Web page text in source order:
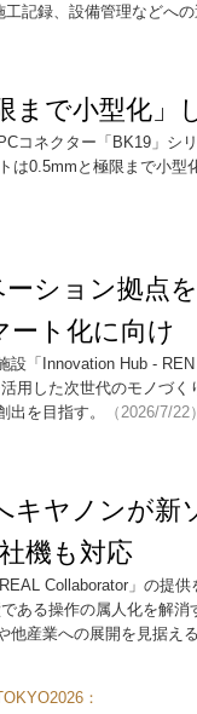
記録、設備管理などへ
まで小型化」
コネクター「BK19」シ
は0.5mmと極限まで小型
ション拠点
ート化に向け
設「Innovation Hub -
用した次世代のモノづ
を目指す。
（2026/7/22
キヤノンが新
機も対応
Collaborator」の提
ある操作の属人化を解
他産業への展開を見据え
：